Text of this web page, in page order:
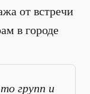
от встречи
в городе
групп и